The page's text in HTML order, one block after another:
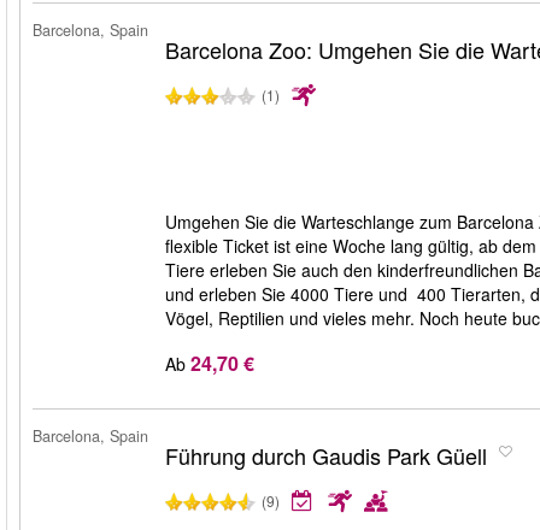
Barcelona, Spain
Barcelona Zoo: Umgehen Sie die
(1)
Umgehen Sie die Warteschlange zum
flexible Ticket ist eine Woche lang gültig, ab
Tiere erleben Sie auch den kinderfreundlichen
und erleben Sie 4000 Tiere und 400 Tierarten,
Vögel, Reptilien und vieles mehr. Noch heute
Ab 24,70 €
Barcelona, Spain
Führung durch Gaudis Park Güell
(9)